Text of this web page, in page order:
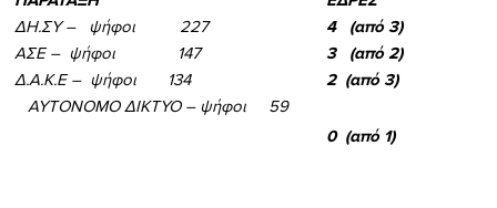
ΔΗ.ΣΥ – ψήφοι 227 4 (από 3)
ΑΣΕ – ψήφοι 147 3 (από 2)
Δ.Α.Κ.Ε – ψήφοι 134 2 (από 3)
ΑΥΤΟΝΟΜΟ ΔΙΚΤΥΟ – ψήφοι 59
0 (από 1)